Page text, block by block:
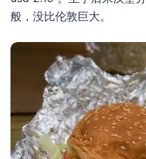
般，没比伦敦巨大。